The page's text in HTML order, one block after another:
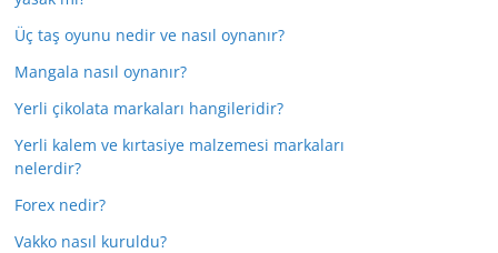
Üç taş oyunu nedir ve nasıl oynanır?
Mangala nasıl oynanır?
Yerli çikolata markaları hangileridir?
Yerli kalem ve kırtasiye malzemesi markaları
nelerdir?
Forex nedir?
Vakko nasıl kuruldu?